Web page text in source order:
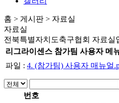
홈 > 게시판 > 자료실
자료실
전북특별자치도축구협회 자료
리그라이센스 참가팀 사용자 메
파일 : 4. (참가팀) 사용자 매뉴얼
번호